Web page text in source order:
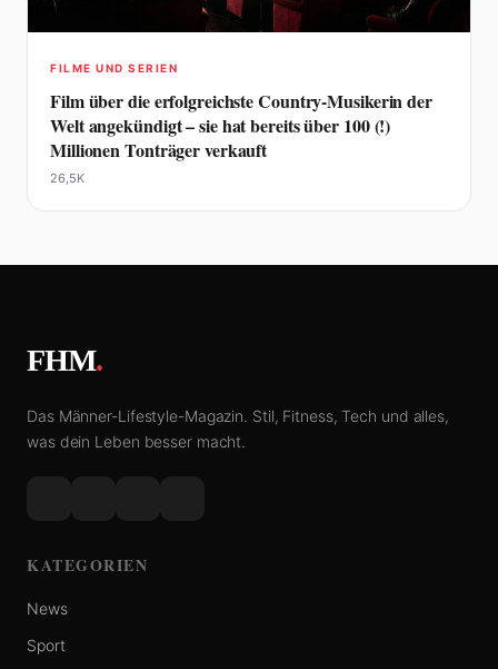
FILME UND SERIEN
Film über die erfolgreichste Country-Musikerin der
Welt angekündigt – sie hat bereits über 100 (!)
Millionen Tonträger verkauft
26,5K
FHM.
Das Männer-Lifestyle-Magazin. Stil, Fitness, Tech und alles,
was dein Leben besser macht.
KATEGORIEN
News
Sport